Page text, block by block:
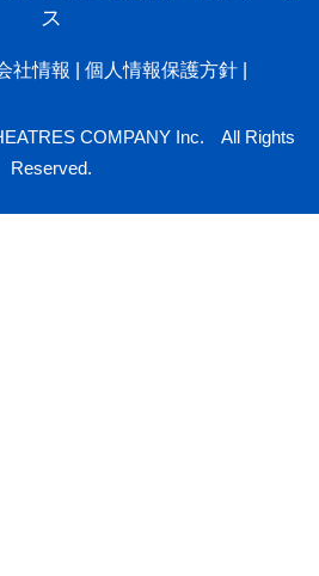
ス
社情報 個人情報保護方針|
COMPANY Inc. All Rights
Reserved.